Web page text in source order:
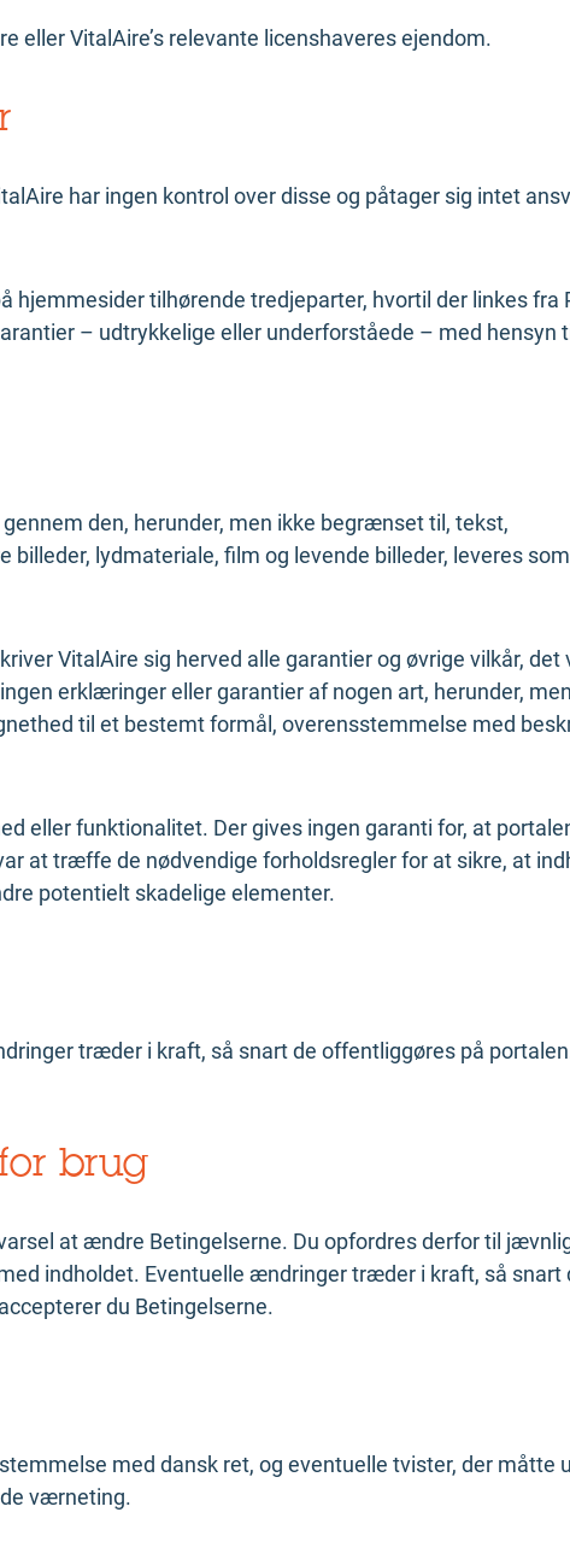
VitalAire’s relevante licenshaveres ejendom.
har ingen kontrol over disse og påtager sig intet
hjemmesider tilhørende tredjeparter, hvortil der linkes fra
– udtrykkelige eller underforståede – med hensyn
den, herunder, men ikke begrænset til, tekst,
lydmateriale, film og levende billeder, leveres
VitalAire sig herved alle garantier og øvrige vilkår, det
erklæringer eller garantier af nogen art, herunder,
til et bestemt formål, overensstemmelse med
eller funktionalitet. Der gives ingen garanti for, at
at træffe de nødvendige forholdsregler for at sikre, at
potentielt skadelige elementer.
træder i kraft, så snart de offentliggøres på
brug
at ændre Betingelserne. Du opfordres derfor til
indholdet. Eventuelle ændringer træder i kraft, så snart
du Betingelserne.
med dansk ret, og eventuelle tvister, der måtte
værneting.